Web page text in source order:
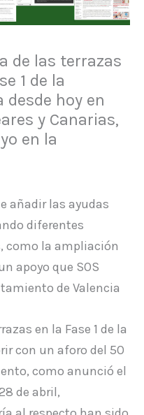
de las terrazas
1 de la
desde hoy en
y Canarias,
en la
añadir las ayudas
diferentes
como la ampliación
apoyo que SOS
de Valencia
en la Fase 1 de la
con un aforo del 50
como anunció el
de abril,